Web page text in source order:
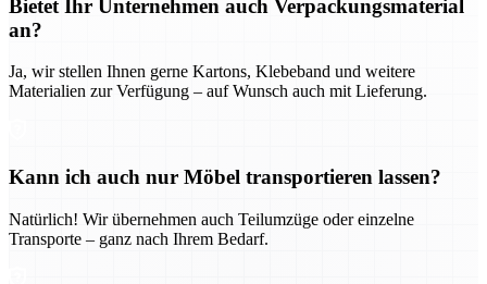
Bietet Ihr Unternehmen auch Verpackungsmaterial
an?
Ja, wir stellen Ihnen gerne Kartons, Klebeband und weitere
Materialien zur Verfügung – auf Wunsch auch mit Lieferung.
Kann ich auch nur Möbel transportieren lassen?
Natürlich! Wir übernehmen auch Teilumzüge oder einzelne
Transporte – ganz nach Ihrem Bedarf.